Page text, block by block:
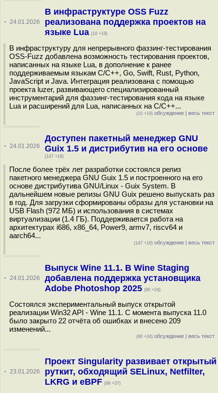
· 24.01.2026
В инфраструктуре OSS Fuzz
реализована поддержка проектов на
языке Lua (10 +19)
В инфраструктуру для непрерывного фаззинг-тестирования
OSS-Fuzz добавлена возможность тестирования проектов,
написанных на языке Lua, в дополнение к ранее
поддерживаемым языкам C/C++, Go, Swift, Rust, Python,
JavaScript и Java. Интеграция реализована с помощью
проекта luzer, развивающего специализированный
инструментарий для фаззинг-тестирования кода на языке
Lua и расширений для Lua, написанных на C/C++...
(10 +19) обсуждение | весь текст
· 24.01.2026
Доступен пакетный менеджер GNU
Guix 1.5 и дистрибутив на его основе
(147 +18)
После более трёх лет разработки состоялся релиз
пакетного менеджера GNU Guix 1.5 и построенного на его
основе дистрибутива GNU/Linux - Guix System. В
дальнейшем новые релизы GNU Guix решено выпускать раз
в год. Для загрузки сформированы образы для установки на
USB Flash (972 МБ) и использования в системах
виртуализации (1.4 ГБ). Поддерживается работа на
архитектурах i686, x86_64, Power9, armv7, riscv64 и
aarch64...
(147 +18) обсуждение | весь текст
· 24.01.2026
Выпуск Wine 11.1. В Wine Staging
добавлена поддержка установщика
Adobe Photoshop 2025 (90 +24)
Состоялся экспериментальный выпуск открытой
реализации Win32 API - Wine 11.1. С момента выпуска 11.0
было закрыто 22 отчёта об ошибках и внесено 209
изменений...
(90 +24) обсуждение | весь текст
· 23.01.2026
Проект Singularity развивает открытый
руткит, обходящий SELinux, Netfilter,
LKRG и eBPF (99 +37)